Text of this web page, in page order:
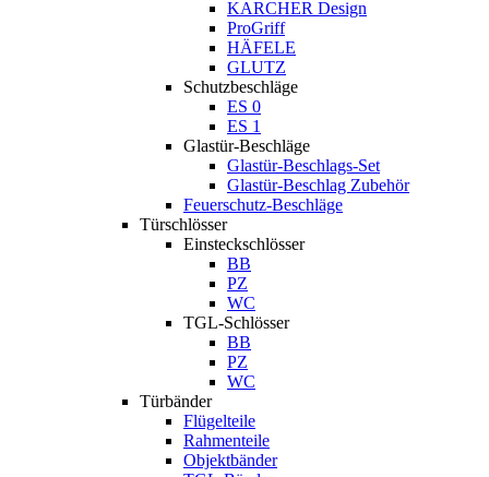
KARCHER Design
ProGriff
HÄFELE
GLUTZ
Schutzbeschläge
ES 0
ES 1
Glastür-Beschläge
Glastür-Beschlags-Set
Glastür-Beschlag Zubehör
Feuerschutz-Beschläge
Türschlösser
Einsteckschlösser
BB
PZ
WC
TGL-Schlösser
BB
PZ
WC
Türbänder
Flügelteile
Rahmenteile
Objektbänder